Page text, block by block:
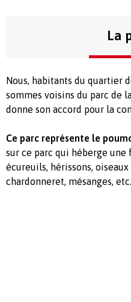
La
Nous, habitants du quartier
sommes voisins du parc de
donne son accord pour la
Ce parc représente le
sur ce parc qui héberge
écureuils, hérissons,
chardonneret, mésanges, etc.